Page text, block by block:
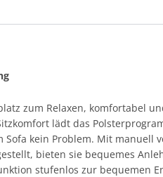
zum Relaxen, komfortabel
lädt das
Sofa kein Problem. Mit
bieten sie bequemes
stufenlos zur bequemen